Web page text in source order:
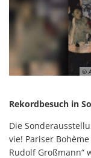
©
Rekordbesuch in
Die
vie! Pariser
Rudolf Großmann“